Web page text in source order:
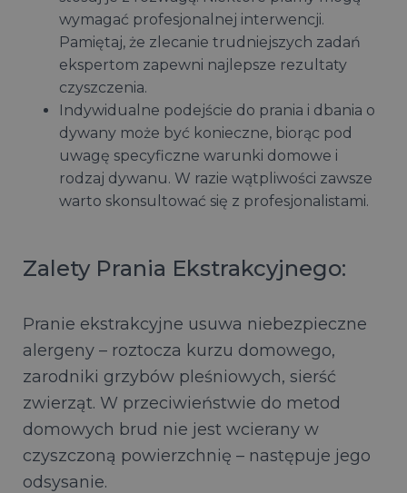
wymagać profesjonalnej interwencji.
Pamiętaj, że zlecanie trudniejszych zadań
ekspertom zapewni najlepsze rezultaty
czyszczenia.
Indywidualne podejście do prania i dbania o
dywany może być konieczne, biorąc pod
uwagę specyficzne warunki domowe i
rodzaj dywanu. W razie wątpliwości zawsze
warto skonsultować się z profesjonalistami.
Zalety Prania Ekstrakcyjnego:
Pranie ekstrakcyjne usuwa niebezpieczne
alergeny – roztocza kurzu domowego,
zarodniki grzybów pleśniowych, sierść
zwierząt. W przeciwieństwie do metod
domowych brud nie jest wcierany w
czyszczoną powierzchnię – następuje jego
odsysanie.